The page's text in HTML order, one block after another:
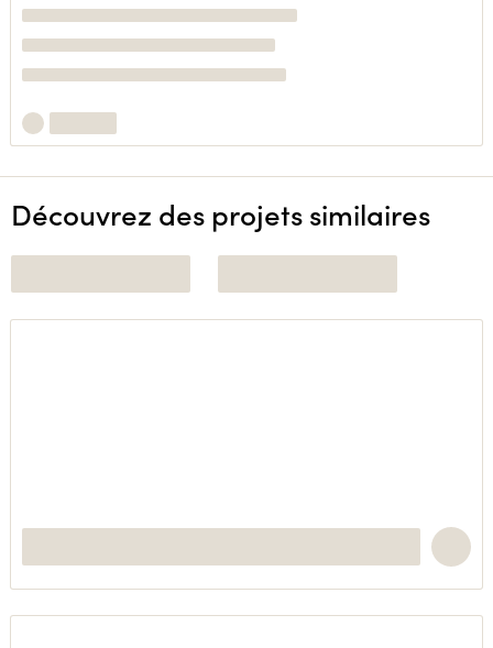
Découvrez des projets similaires